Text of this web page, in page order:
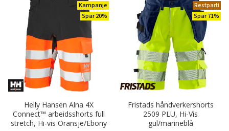
Kampanje
Spar 20%
Helly Hansen Alna 4X
Connect™ arbeidsshorts full
stretch, Hi-vis Oransje/Ebony
Restparti
Spar 71%
Fristads håndverkershorts
2509 PLU, Hi-Vis
gul/marineblå